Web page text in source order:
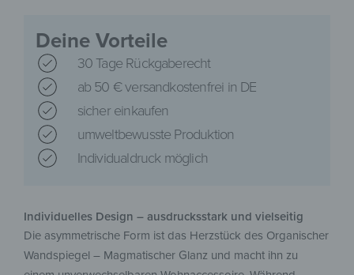
Deine Vorteile
30 Tage Rückgaberecht
ab 50 € versandkostenfrei in DE
sicher einkaufen
umweltbewusste Produktion
Individualdruck möglich
Individuelles Design – ausdrucksstark und vielseitig
Die asymmetrische Form ist das Herzstück des Organischer
Wandspiegel – Magmatischer Glanz und macht ihn zu